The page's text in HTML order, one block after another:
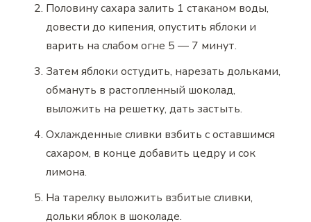
Половину сахара залить 1 стаканом воды,
довести до кипения, опустить яблоки и
варить на слабом огне 5 — 7 минут.
Затем яблоки остудить, нарезать дольками,
обмануть в растопленный шоколад,
выложить на решетку, дать застыть.
Охлажденные сливки взбить с оставшимся
сахаром, в конце добавить цедру и сок
лимона.
На тарелку выложить взбитые сливки,
дольки яблок в шоколаде.